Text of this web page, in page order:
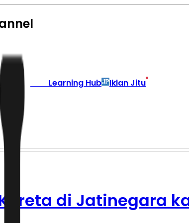
Learning Hub Iklan Jitu
di Jatinegara